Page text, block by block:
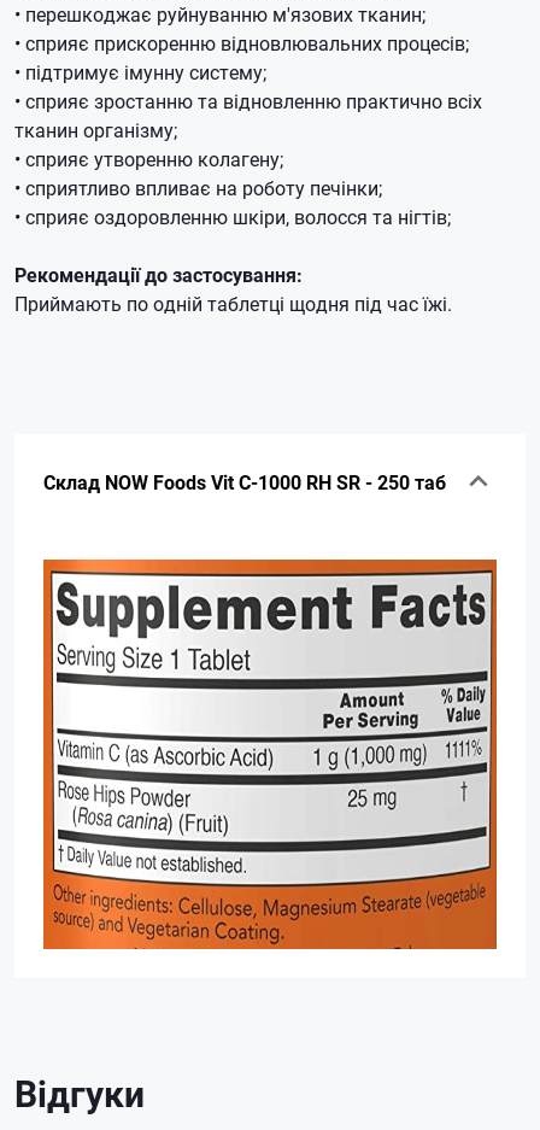
• перешкоджає руйнуванню м'язових тканин;
• сприяє прискоренню відновлювальних процесів;
• підтримує імунну систему;
• сприяє зростанню та відновленню практично всіх
тканин організму;
• сприяє утворенню колагену;
• сприятливо впливає на роботу печінки;
• сприяє оздоровленню шкіри, волосся та нігтів;
Рекомендації до застосування:
Приймають по одній таблетці щодня під час їжі.
Склад NOW Foods Vit C-1000 RH SR - 250 таб
Відгуки